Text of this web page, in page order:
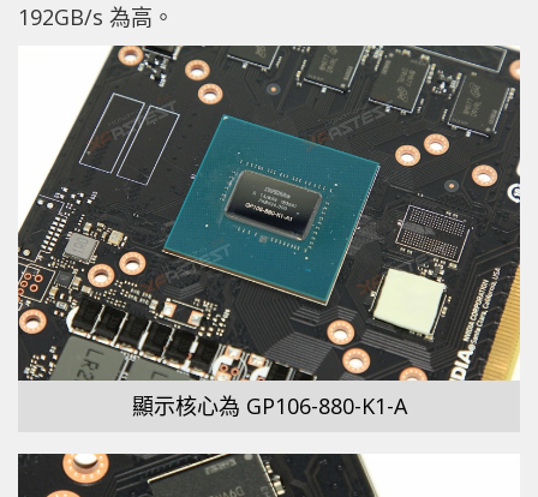
192GB/s 為高。
顯示核心為 GP106-880-K1-A